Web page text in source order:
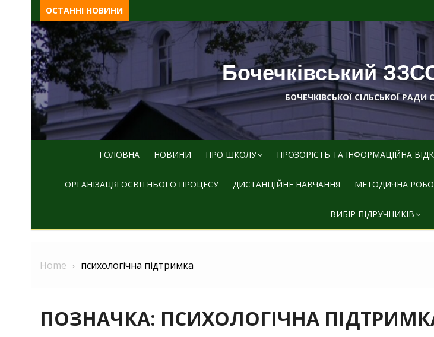
Skip
to
content
ОСТАННІ НОВИНИ
Бочечківський ЗЗСО
БОЧЕЧКІВСЬКОЇ СІЛЬСЬКОЇ РАДИ
ГОЛОВНА НОВИНИ ПРО ШКОЛУ ПРОЗОРІСТЬ ТА ІНФОРМАЦІЙНА
ОРГАНІЗАЦІЯ ОСВІТНЬОГО ПРОЦЕСУ ДИСТАНЦІЙНЕ НАВЧАННЯ МЕТОДИЧНА
ВИБІР ПІДРУЧНИКІВ
Home психологічна підтримка
ПОЗНАЧКА: ПСИХОЛОГІЧНА